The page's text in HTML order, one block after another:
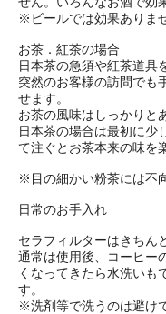
※ビールでは効果ありま
お茶．紅茶の場合
日本茶の急須や紅茶道具
突然のお客様の訪問でも
せます。
お茶の風味はしっかりと
日本茶の場合は最初に少
て注ぐとお茶本来の味を
※目の細かい粉茶には不
日常のお手入れ
セラフィルターはきちん
通常は使用後、コーヒー
くなってきたら水洗いも
す。
※洗剤等で洗うのは避け